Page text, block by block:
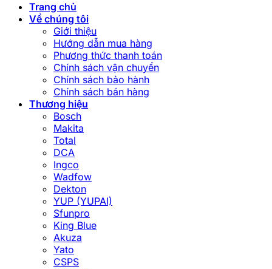
Trang chủ
Về chúng tôi
Giới thiệu
Hướng dẫn mua hàng
Phương thức thanh toán
Chính sách vận chuyển
Chính sách bảo hành
Chính sách bán hàng
Thương hiệu
Bosch
Makita
Total
DCA
Ingco
Wadfow
Dekton
YUP (YUPAI)
Sfunpro
King Blue
Akuza
Yato
CSPS